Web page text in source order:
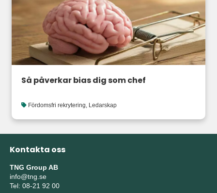
Så påverkar bias dig som chef
Fördomsfri rekrytering, Ledarskap
Kontakta oss
TNG Group AB
info@tng.se
Tel: 08-21 92 00